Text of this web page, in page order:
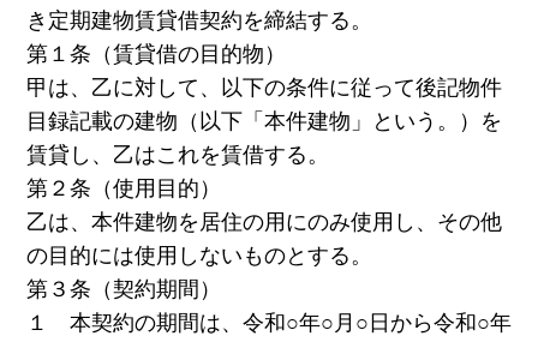
き定期建物賃貸借契約を締結する。
第１条（賃貸借の目的物）
甲は、乙に対して、以下の条件に従って後記物件
目録記載の建物（以下「本件建物」という。）を
賃貸し、乙はこれを賃借する。
第２条（使用目的）
乙は、本件建物を居住の用にのみ使用し、その他
の目的には使用しないものとする。
第３条（契約期間）
１ 本契約の期間は、令和○年○月○日から令和○年